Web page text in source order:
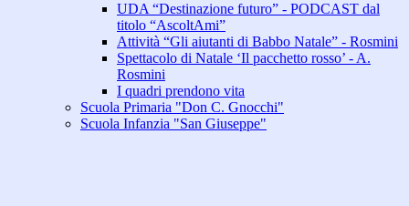
UDA “Destinazione futuro” - PODCAST dal
titolo “AscoltAmi”
Attività “Gli aiutanti di Babbo Natale” - Rosmini
Spettacolo di Natale ‘Il pacchetto rosso’ - A.
Rosmini
I quadri prendono vita
Scuola Primaria "Don C. Gnocchi"
Scuola Infanzia "San Giuseppe"